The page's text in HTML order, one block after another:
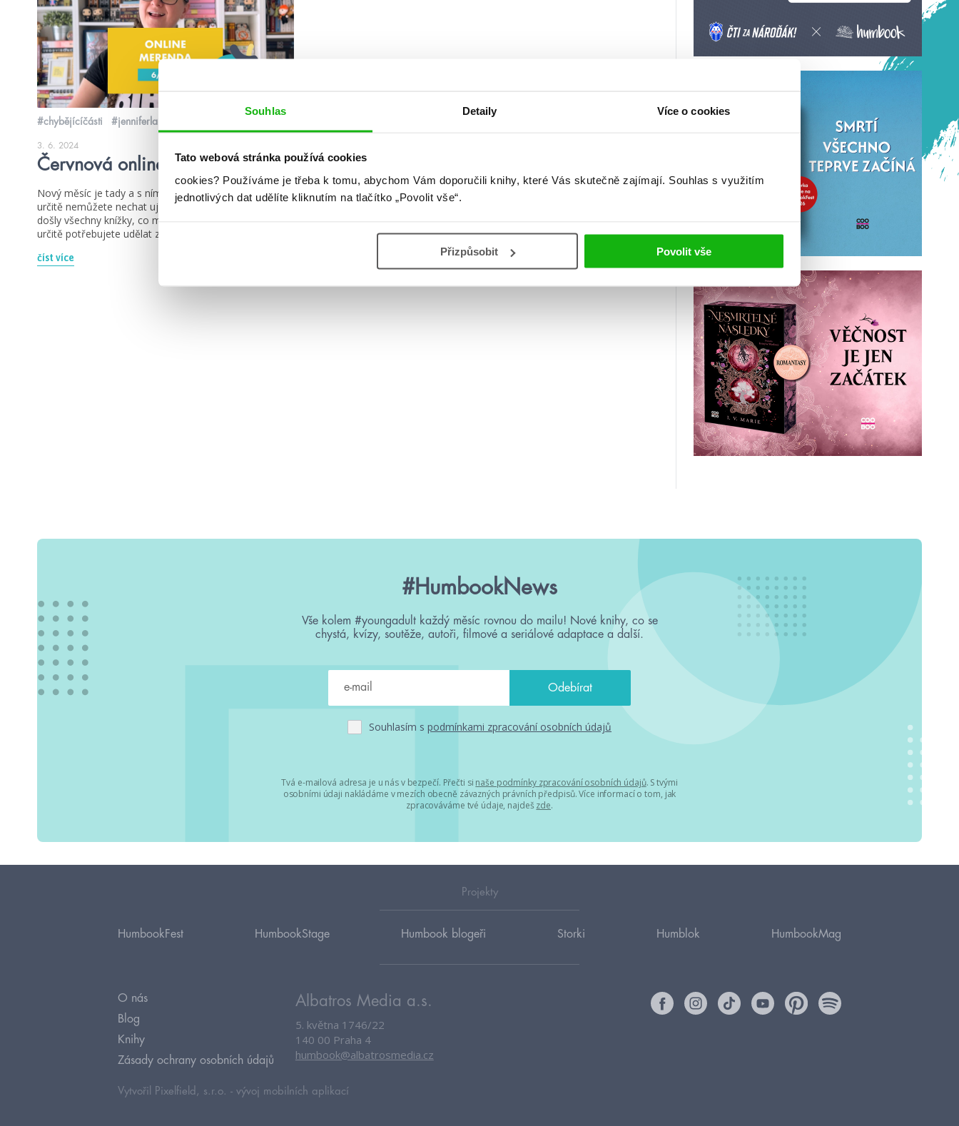
Souhlas Detaily Více o cookies
Tato webová stránka používá cookies
cookies? Používáme je třeba k tomu, abychom Vám doporučili knihy, které Vás skutečně zajímají. Souhlas s využitím
jednotlivých dat udělíte kliknutím na tlačítko „Povolit vše“.
Přizpůsobit Povolit vše
#chybějícíčásti #jenniferlarmentrout
3. 6. 2024
Červnová online merenda 2024
Nový měsíc je tady a s ním i nová merenda, kterou si
určitě nemůžete nechat ujít, protože už vám určitě
došly všechny knížky, co máte doma, a protože se
určitě potřebujete udělat zásoby na prázdniny 😁
číst více
#HumbookNews
Vše kolem #youngadult každý měsíc rovnou do mailu! Nové knihy, co se
chystá, kvízy, soutěže, autoři, filmové a seriálové adaptace a další.
Souhlasím s podmínkami zpracování osobních údajů
Tvá e-mailová adresa je u nás v bezpečí. Přečti si naše podmínky zpracování osobních údajů. S tvými
osobními údaji nakládáme v mezích obecně závazných právních předpisů. Více informací o tom, jak
zpracováváme tvé údaje, najdeš zde.
Projekty
HumbookFest HumbookStage Humbook blogeři Storki Humblok HumbookMag
O nás
Blog
Knihy
Zásady ochrany osobních údajů
Albatros Media a.s.
5. května 1746/22
140 00 Praha 4
humbook@albatrosmedia.cz
Vytvořil Pixelfield, s.r.o. - vývoj mobilních aplikací